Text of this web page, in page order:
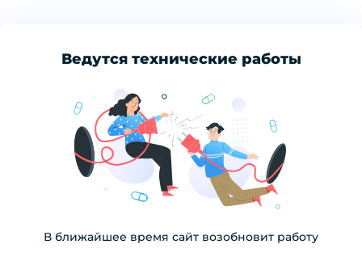
Ведутся технические работы
В ближайшее время сайт возобновит работу